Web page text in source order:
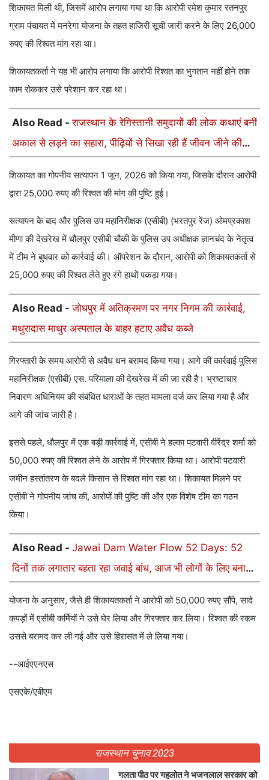
शिकायत मिली थी, जिसमें आरोप लगाया गया था कि आरोपी रमेश कुमार रतनपुर
ग्राम पंचायत में मनरेगा योजना के तहत हाजिरी सूची जारी करने के लिए 26,000
रुपए की रिश्वत मांग रहा था।
शिकायतकर्ता ने यह भी आरोप लगाया कि आरोपी रिश्वत का भुगतान नहीं होने तक
काम रोककर उसे परेशान कर रहा था।
Also Read -राजस्थान के रेगिस्तानी समुदायों की लोक कथाएं बनीं
अकाल से लड़ने का सहारा, पीढ़ियों से सिखा रही हैं जीवन जीने की
शिकायत का गोपनीय सत्यापन 1 जून, 2026 को किया गया, जिसके दौरान आरोपी
द्वारा 25,000 रुपए की रिश्वत की मांग की पुष्टि हुई।
सत्यापन के बाद और पुलिस उप महानिरीक्षक (एसीबी) (भरतपुर रेंज) ओमप्रकाश
मीणा की देखरेख में धौलपुर एसीबी चौकी के पुलिस उप अधीक्षक ज्ञानचंद के नेतृत्व
में टीम ने बुधवार को कार्रवाई की। ऑपरेशन के दौरान, आरोपी को शिकायतकर्ता से
25,000 रुपए की रिश्वत लेते हुए रंगे हाथों पकड़ा गया।
Also Read -जोधपुर में अतिक्रमण पर नगर निगम की कार्रवाई,
मथुरादास माथुर अस्पताल के बाहर हटाए अवैध कब्जे
गिरफ्तारी के समय आरोपी से अवैध धन बरामद किया गया। आगे की कार्रवाई पुलिस
महानिरीक्षक (एसीबी) एस. परिमाला की देखरेख में की जा रही है। भ्रष्टाचार
निवारण अधिनियम की संबंधित धाराओं के तहत मामला दर्ज कर लिया गया है और
आगे की जांच जारी है।
इससे पहले, धौलपुर में एक बड़ी कार्रवाई में, एसीबी ने हल्का पटवारी वीरेंद्र शर्मा को
50,000 रुपए की रिश्वत लेने के आरोप में गिरफ्तार किया था। आरोपी पटवारी
जमीन हस्तांतरण के बदले किसान से रिश्वत मांग रहा था। शिकायत मिलने पर
एसीबी ने गोपनीय जांच की, आरोपों की पुष्टि की और एक विशेष टीम का गठन
किया।
Also Read - Jawai Dam Water Flow 52 Days: 52
दिनों तक लगातार बहता रहा जवाई बांध, आज भी लोगों के लिए बना
योजना के अनुसार, जैसे ही शिकायतकर्ता ने आरोपी को 50,000 रुपए सौंपे, सादे
कपड़ों में एसीबी कर्मियों ने उसे घेर लिया और गिरफ्तार कर लिया। रिश्वत की रकम
उससे बरामद कर ली गई और उसे हिरासत में ले लिया गया।
--आईएएनएस
एसएके/एबीएम
राजस्थान चुनाव 2023
गलता पीठ पर गहलोत ने भजनलाल सरकार को